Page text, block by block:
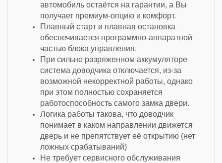
автомобиль остаётся на гарантии, а Вы
получает премиум-опцию и комфорт.
Плавный старт и плавная остановка
обеспечивается программно-аппаратной
частью блока управления.
При сильно разряженном аккумуляторе
система доводчика отключается, из-за
возможной некорректной работы, однако
при этом полностью сохраняется
работоспособность самого замка двери.
Логика работы такова, что доводчик
понимает в каком направлении движется
дверь и не препятствует её открытию (нет
ложных срабатываний)
Не требует сервисного обслуживания